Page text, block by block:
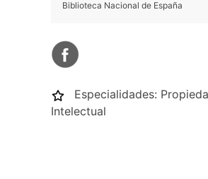
Biblioteca Nacional de España
Especialidades:
Intelectual